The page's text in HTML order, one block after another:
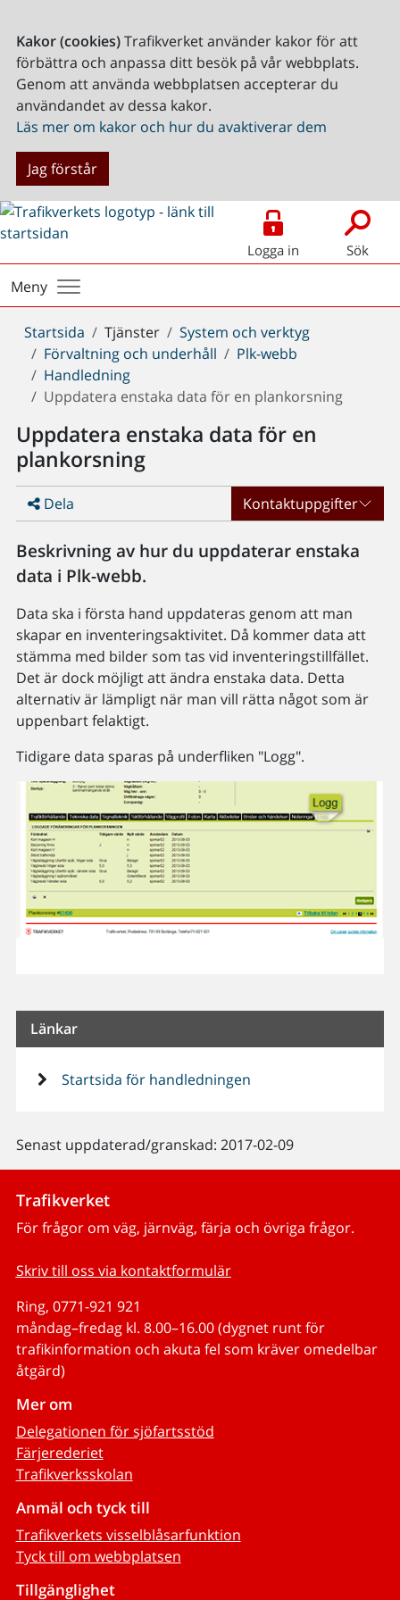
Kakor (cookies)Trafikverket använder kakor för att
förbättra och anpassa ditt besök på vår webbplats.
Genom att använda webbplatsen accepterar du
användandet av dessa kakor.
Läs mer om kakor och hur du avaktiverar dem
Jag förstår
Logga in Sök
Meny
Du
är
här:
Startsida Tjänster
System och verktyg
Förvaltning och underhåll
Plk-webb
Handledning
Uppdatera enstaka data för en plankorsning
Uppdatera enstaka data för en
plankorsning
Dela Kontaktuppgifter
Beskrivning av hur du uppdaterar enstaka
data i Plk-webb.
Data ska i första hand uppdateras genom att man
skapar en inventeringsaktivitet. Då kommer data att
stämma med bilder som tas vid inventeringstillfället.
Det är dock möjligt att ändra enstaka data. Detta
alternativ är lämpligt när man vill rätta något som är
uppenbart felaktigt.
Tidigare data sparas på underfliken "Logg".
Länkar
Startsida för handledningen
Senast uppdaterad/granskad: 2017-02-09
Trafikverket
För frågor om väg, järnväg, färja och övriga frågor.
Skriv till oss via kontaktformulär
Ring, 0771-921 921
måndag–fredag kl. 8.00–16.00 (dygnet runt för
trafikinformation och akuta fel som kräver omedelbar
åtgärd)
Mer om
Delegationen för sjöfartsstöd
Färjerederiet
Trafikverksskolan
Anmäl och tyck till
Trafikverkets visselblåsarfunktion
Tyck till om webbplatsen
Tillgänglighet